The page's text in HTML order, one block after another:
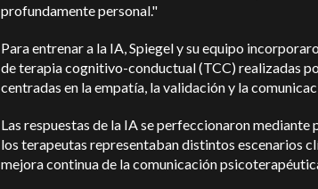
profundamente personal."
Para entrenar a la IA, Spiegel y su equipo
de terapia cognitivo-conductual (TCC) realizadas
centradas en la empatía, la validación y la
Las respuestas de la IA se perfeccionaron mediante
los terapeutas representaban distintos escenarios
mejora continua de la comunicación